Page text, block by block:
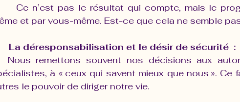
Ce n’est pas le résultat qui compte, mais le
et par vous-même. Est-ce que cela ne semble
La déresponsabilisation et le désir de sécurité  :
Nous remettons souvent nos décisions aux
à « ceux qui savent mieux que nous ».
le pouvoir de diriger notre vie.